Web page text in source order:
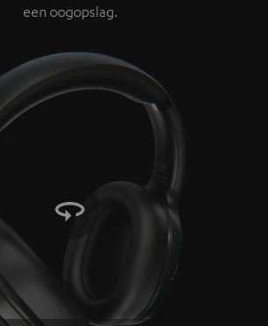
een oogopslag.